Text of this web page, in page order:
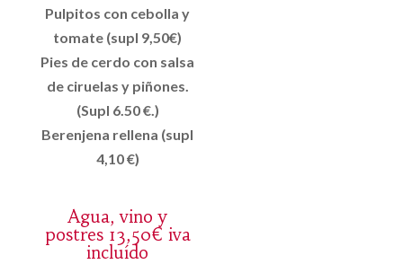
Pulpitos con cebolla y
tomate (supl 9,50€)
Pies de cerdo con salsa
de ciruelas y piñones.
(Supl 6.50 €.)
Berenjena rellena (supl
4,10 €)
Agua, vino y
postres 13,50€ iva
incluído